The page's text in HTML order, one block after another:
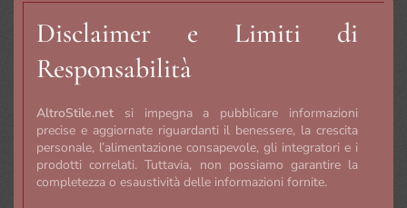
Disclaimer e Limiti di
Responsabilità
AltroStile.net si impegna a pubblicare informazioni
precise e aggiornate riguardanti il benessere, la crescita
personale, l’alimentazione consapevole, gli integratori e i
prodotti correlati. Tuttavia, non possiamo garantire la
completezza o esaustività delle informazioni fornite.